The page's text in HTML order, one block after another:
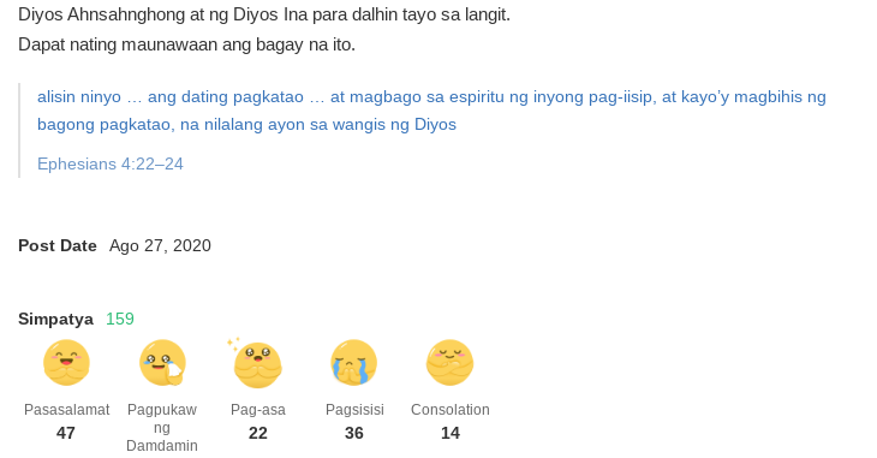
Diyos Ahnsahnghong at ng Diyos Ina para dalhin tayo sa langit.
Dapat nating maunawaan ang bagay na ito.
alisin ninyo … ang dating pagkatao … at magbago sa espiritu ng inyong pag-iisip, at kayo’y magbihis ng
bagong pagkatao, na nilalang ayon sa wangis ng Diyos
Ephesians 4:22–24
Post Date Ago 27, 2020
Simpatya 159
Pasasalamat
47
Pagpukaw
ng
Damdamin
Pag-asa
22
Pagsisisi
36
Consolation
14